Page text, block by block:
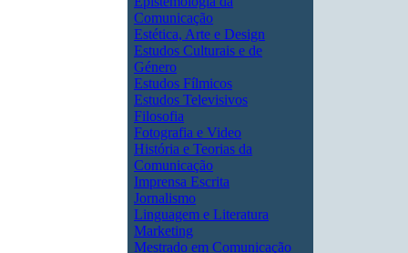
Comunicação
Estética, Arte e Design
Estudos Culturais e de
Género
Estudos Fílmicos
Estudos Televisivos
Filosofia
Fotografia e Video
História e Teorias da
Comunicação
Imprensa Escrita
Jornalismo
Linguagem e Literatura
Marketing
Mestrado em Comunicação